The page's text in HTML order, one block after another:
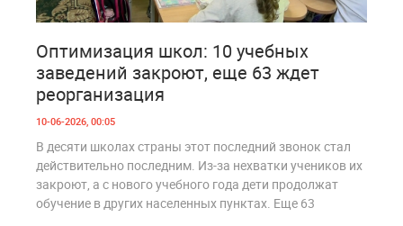
Оптимизация школ: 10 учебных
заведений закроют, еще 63 ждет
реорганизация
10-06-2026, 00:05
В десяти школах страны этот последний звонок стал
действительно последним. Из-за нехватки учеников их
закроют, а с нового учебного года дети продолжат
обучение в других населенных пунктах. Еще 63